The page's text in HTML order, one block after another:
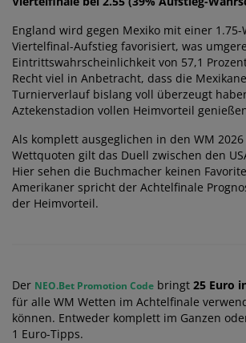
England wird gegen Mexiko mit einer
Viertelfinal-Aufstieg favorisiert, was
Eintrittswahrscheinlichkeit von 57,1
Recht viel in Anbetracht, dass die
Turnierverlauf bislang voll überzeugt
Aztekenstadion vollen Heimvorteil
Als komplett ausgeglichen in den WM
Wettquoten gilt das Duell zwischen den
Hier sehen die Buchmacher keinen
Amerikaner spricht der Achtelfinale
der Heimvorteil.
Der NEO.Bet Promotion Code bringt 25 Euro
für alle WM Wetten im Achtelfinale
können. Entweder komplett im Ganzen
1 Euro-Tipps.